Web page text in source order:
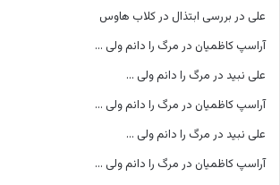
علی در بررسی ابتذال در کلاب هاوس
آراسپ کاظمیان در مرگ را دانم ولی …
علی نبید در مرگ را دانم ولی …
آراسپ کاظمیان در مرگ را دانم ولی …
علی نبید در مرگ را دانم ولی …
آراسپ کاظمیان در مرگ را دانم ولی …